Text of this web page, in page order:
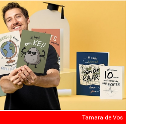
Tamara de Vos